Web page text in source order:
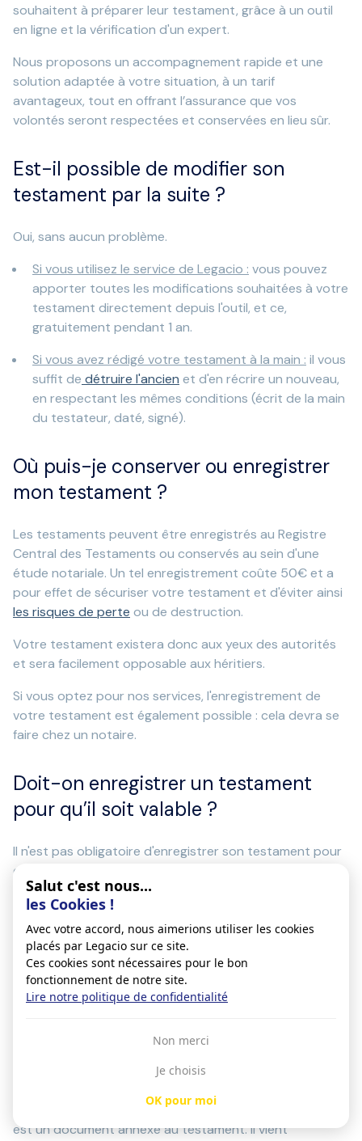
souhaitent à préparer leur testament, grâce à un outil
en ligne et la vérification d'un expert.
Nous proposons un accompagnement rapide et une
solution adaptée à votre situation, à un tarif
avantageux, tout en offrant l’assurance que vos
volontés seront respectées et conservées en lieu sûr.
Est-il possible de modifier son
testament par la suite ?
Oui, sans aucun problème.
Si vous utilisez le service de Legacio : vous pouvez
apporter toutes les modifications souhaitées à votre
testament directement depuis l'outil, et ce,
gratuitement pendant 1 an.
Si vous avez rédigé votre testament à la main : il vous
suffit de détruire l'ancien et d'en récrire un nouveau,
en respectant les mêmes conditions (écrit de la main
du testateur, daté, signé).
Où puis-je conserver ou enregistrer
mon testament ?
Les testaments peuvent être enregistrés au Registre
Central des Testaments ou conservés au sein d'une
étude notariale. Un tel enregistrement coûte 50€ et a
pour effet de sécuriser votre testament et d'éviter ainsi
les risques de perte ou de destruction.
Votre testament existera donc aux yeux des autorités
et sera facilement opposable aux héritiers.
Si vous optez pour nos services, l'enregistrement de
votre testament est également possible : cela devra se
faire chez un notaire.
Doit-on enregistrer un testament
pour qu’il soit valable ?
Il n'est pas obligatoire d'enregistrer son testament pour
qu'il soit valable. En effet, la validité du testament
dépend de son contenu et de sa forme, et non de son
enregistrement. Dans certaines situations, il peut être
utile de le faire enregistrer auprès duRegistre Central
des Testaments. L'enregistrement d'un testament
garantira que le testament sera ouvert et appliqué
après-décès.
Comment appelle-t-on un
ajout au testament ?
L'ajout au testament s'appelle un codicille. Le codicille
est un document annexe au testament. Il vient
Salut c'est nous...
les Cookies !
Avec votre accord, nous aimerions utiliser les cookies
placés par Legacio sur ce site.
Ces cookies sont nécessaires pour le bon
fonctionnement de notre site.
Lire notre politique de confidentialité
Non merci
Je choisis
OK pour moi